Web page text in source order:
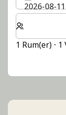
2026-08-11
Välj antal
1 Rum(er) ⋅ 1